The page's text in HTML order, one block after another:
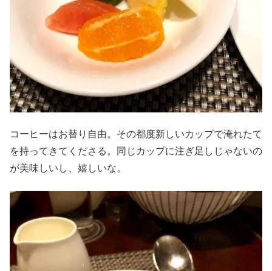
コーヒーはお替り自由。その都度新しいカップで淹れたて
を持ってきてくださる。同じカップに注ぎ足しじゃないの
が美味しいし、嬉しいな。